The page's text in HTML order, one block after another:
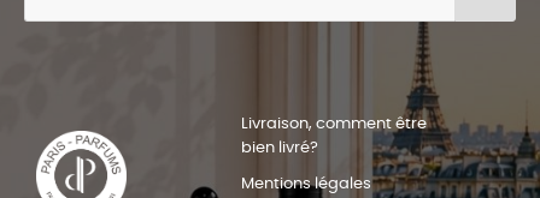
Livraison, comment être
bien livré?
Mentions légales